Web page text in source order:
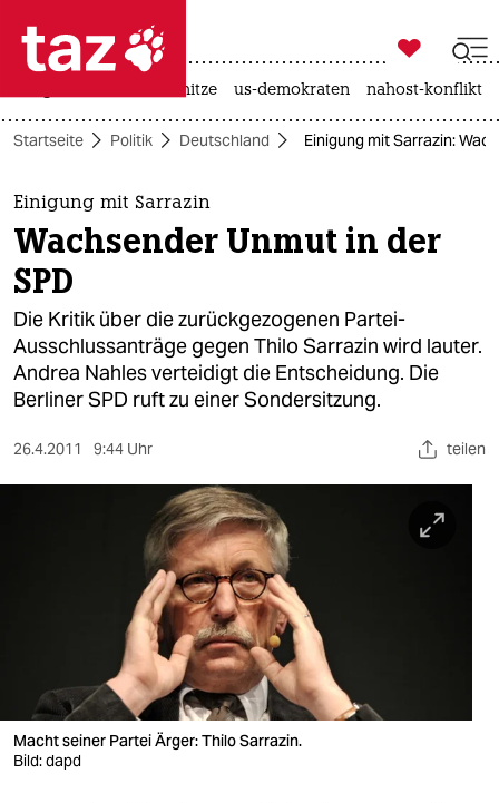
 taz zahl ich
taz zahl ich
themen
politik
öko
gesellschaft
kultur
sport
verlag
veranstaltungen

taz zahl ich
hitze us-demokraten nahost-konflikt
Startseite Politik Deutschland Einigung mit Sarrazin:
Einigung mit Sarrazin
Wachsender Unmut in der
SPD
Die Kritik über die zurückgezogenen Partei-
Ausschlussanträge gegen Thilo Sarrazin wird lauter.
Andrea Nahles verteidigt die Entscheidung. Die
Berliner SPD ruft zu einer Sondersitzung.
26.4.2011 9:44 Uhr teilen
Macht seiner Partei Ärger: Thilo Sarrazin.
Bild: dapd